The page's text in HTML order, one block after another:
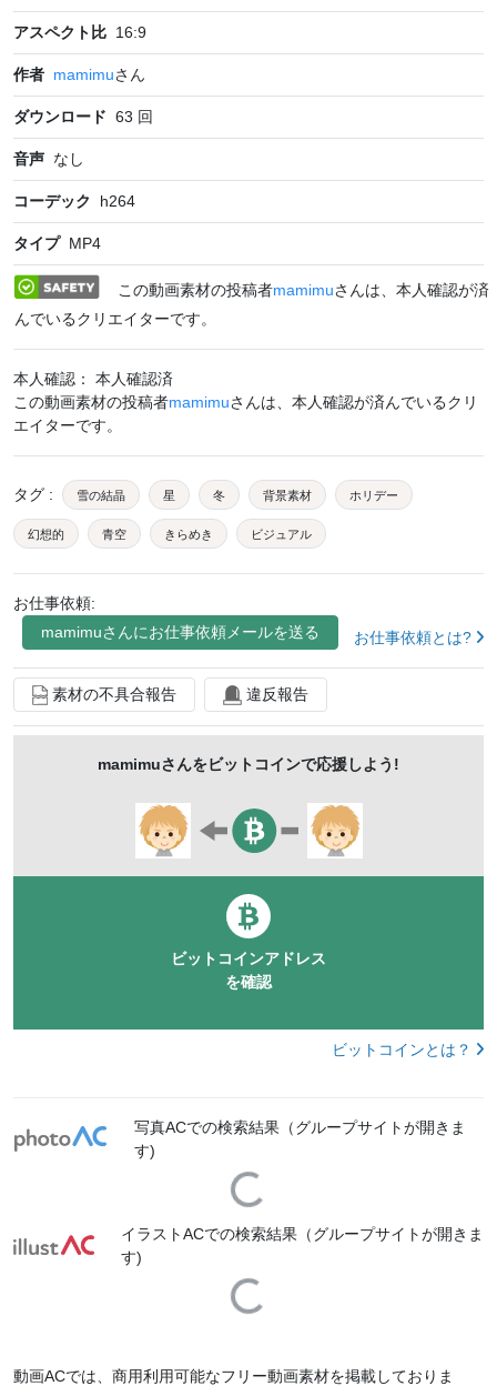
アスペクト比 16:9
作者 mamimuさん
ダウンロード 63 回
音声 なし
コーデック h264
タイプ MP4
この動画素材の投稿者mamimuさんは、本人確認が済
んでいるクリエイターです。
本人確認： 本人確認済
この動画素材の投稿者mamimuさんは、本人確認が済んでいるクリ
エイターです。
タグ : 雪の結晶 星 冬 背景素材 ホリデー
幻想的 青空 きらめき ビジュアル
クリスマス 新年 プロジェクト ナイトスカイ
デジタルアート
シーズン アニメーション 装飾
お仕事依頼:
mamimuさんにお仕事依頼メールを送る お仕事依頼とは?
素材の不具合報告 違反報告
mamimuさんをビットコインで応援しよう!
ビットコインアドレス
を確認
ビットコインとは？
写真ACでの検索結果（グループサイトが開きま
す)
Loading...
イラストACでの検索結果（グループサイトが開きま
す)
Loading...
動画ACでは、商用利用可能なフリー動画素材を掲載しておりま